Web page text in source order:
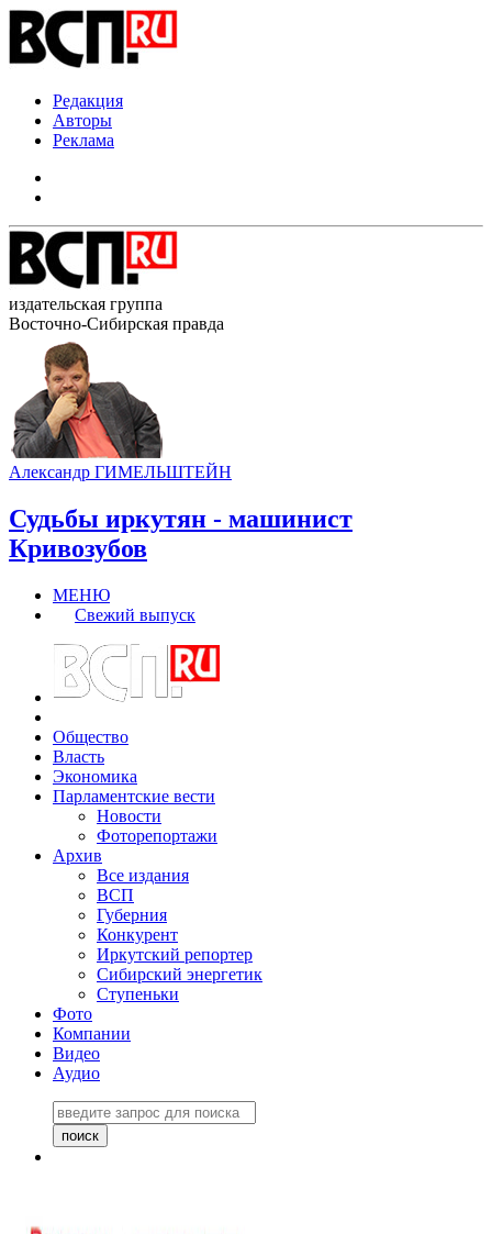
Редакция
Авторы
Реклама
издательская группа
Восточно-Сибирская правда
Александр ГИМЕЛЬШТЕЙН
Судьбы иркутян - машинист
Кривозубов
МЕНЮ
Свежий выпуск
Общество
Власть
Экономика
Парламентские вести
Новости
Фоторепортажи
Архив
Все издания
ВСП
Губерния
Конкурент
Иркутский репортер
Сибирский энергетик
Ступеньки
Фото
Компании
Видео
Аудио